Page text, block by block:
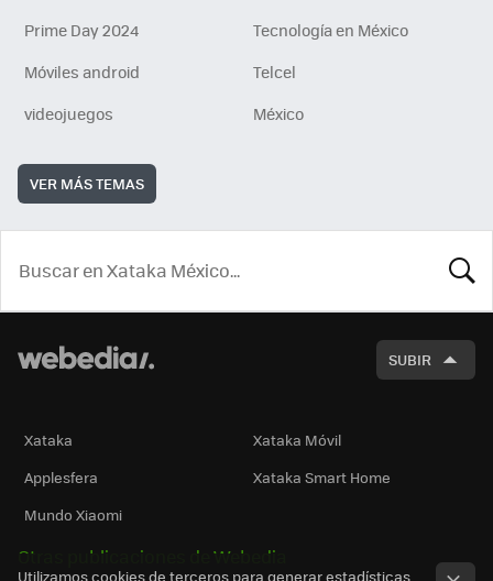
Prime Day 2024
Tecnología en México
Móviles android
Telcel
videojuegos
México
VER MÁS TEMAS
SUBIR
Xataka
Xataka Móvil
Applesfera
Xataka Smart Home
Mundo Xiaomi
Otras publicaciones de Webedia
Utilizamos cookies de terceros para generar estadísticas